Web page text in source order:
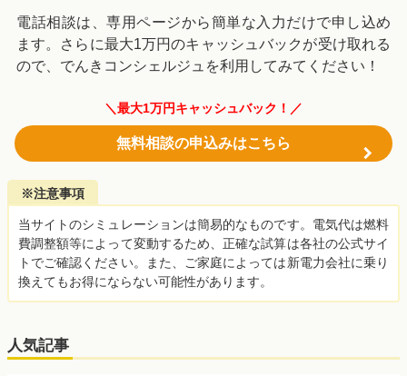
電話相談は、専用ページから簡単な入力だけで申し込め
ます。さらに最大1万円のキャッシュバックが受け取れる
ので、でんきコンシェルジュを利用してみてください！
＼最大1万円キャッシュバック！／
無料相談の申込みはこちら
※注意事項
当サイトのシミュレーションは簡易的なものです。電気代は燃料
費調整額等によって変動するため、正確な試算は各社の公式サイ
トでご確認ください。また、ご家庭によっては新電力会社に乗り
換えてもお得にならない可能性があります。
人気記事